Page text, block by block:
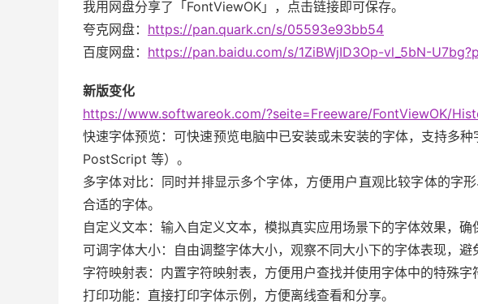
我用网盘分享了「FontViewOK」，点击链接即可保存。
夸克网盘： https://pan.quark.cn/s/05593e93bb54
百度网盘： https://pan.baidu.com/s/1ZiBWjID3Op-vl_5bN-
新版变化
https://www.softwareok.com/?seite=Freeware/FontViewOK/
快速字体预览：可快速预览电脑中已安装或未安装的字体，支持多种
PostScript 等）。
多字体对比：同时并排显示多个字体，方便用户直观比较字体的字
合适的字体。
自定义文本：输入自定义文本，模拟真实应用场景下的字体效果，确
可调字体大小：自由调整字体大小，观察不同大小下的字体表现，避
字符映射表：内置字符映射表，方便用户查找并使用字体中的特殊字
打印功能：直接打印字体示例，方便离线查看和分享。